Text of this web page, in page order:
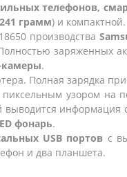
телефонов,
грамм) и компактной.
производства
заряженных
камеры.
. Полная зарядка
узором на
выводится информация
фонарь.
USB портов с
и два планшета.